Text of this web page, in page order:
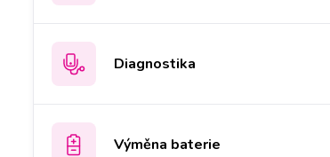
Diagnostika
Výměna baterie